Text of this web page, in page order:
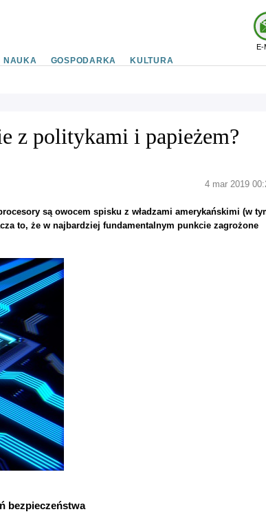
E-
NAUKA GOSPODARKA KULTURA
z politykami i papieżem?
4 mar 2019
są owocem spisku z władzami amerykańskimi (w
to, że w najbardziej fundamentalnym punkcie zagrożone
bezpieczeństwa